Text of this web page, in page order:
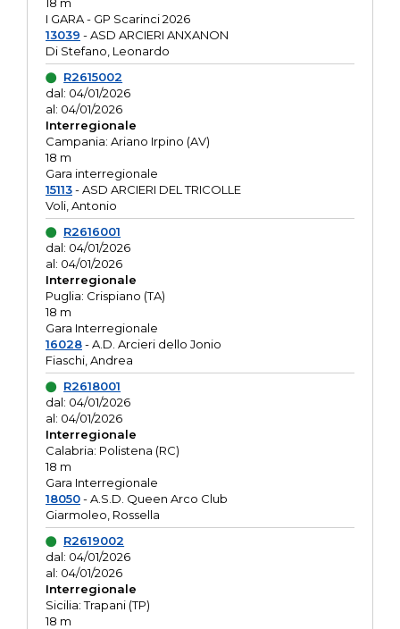
I GARA - GP Scarinci 2026
13039 - ASD ARCIERI ANXANON
Di Stefano, Leonardo
R2615002
dal: 04/01/2026
al: 04/01/2026
Interregionale
Campania: Ariano Irpino (AV)
18 m
Gara interregionale
15113- ASD ARCIERI DEL TRICOLLE
Voli, Antonio
R2616001
dal: 04/01/2026
al: 04/01/2026
Interregionale
Puglia: Crispiano (TA)
18 m
Gara Interregionale
16028- A.D. Arcieri dello Jonio
Fiaschi, Andrea
R2618001
dal: 04/01/2026
al: 04/01/2026
Interregionale
Calabria: Polistena (RC)
18 m
Gara Interregionale
18050- A.S.D. Queen Arco Club
Giarmoleo, Rossella
R2619002
dal: 04/01/2026
al: 04/01/2026
Interregionale
Sicilia: Trapani (TP)
18 m